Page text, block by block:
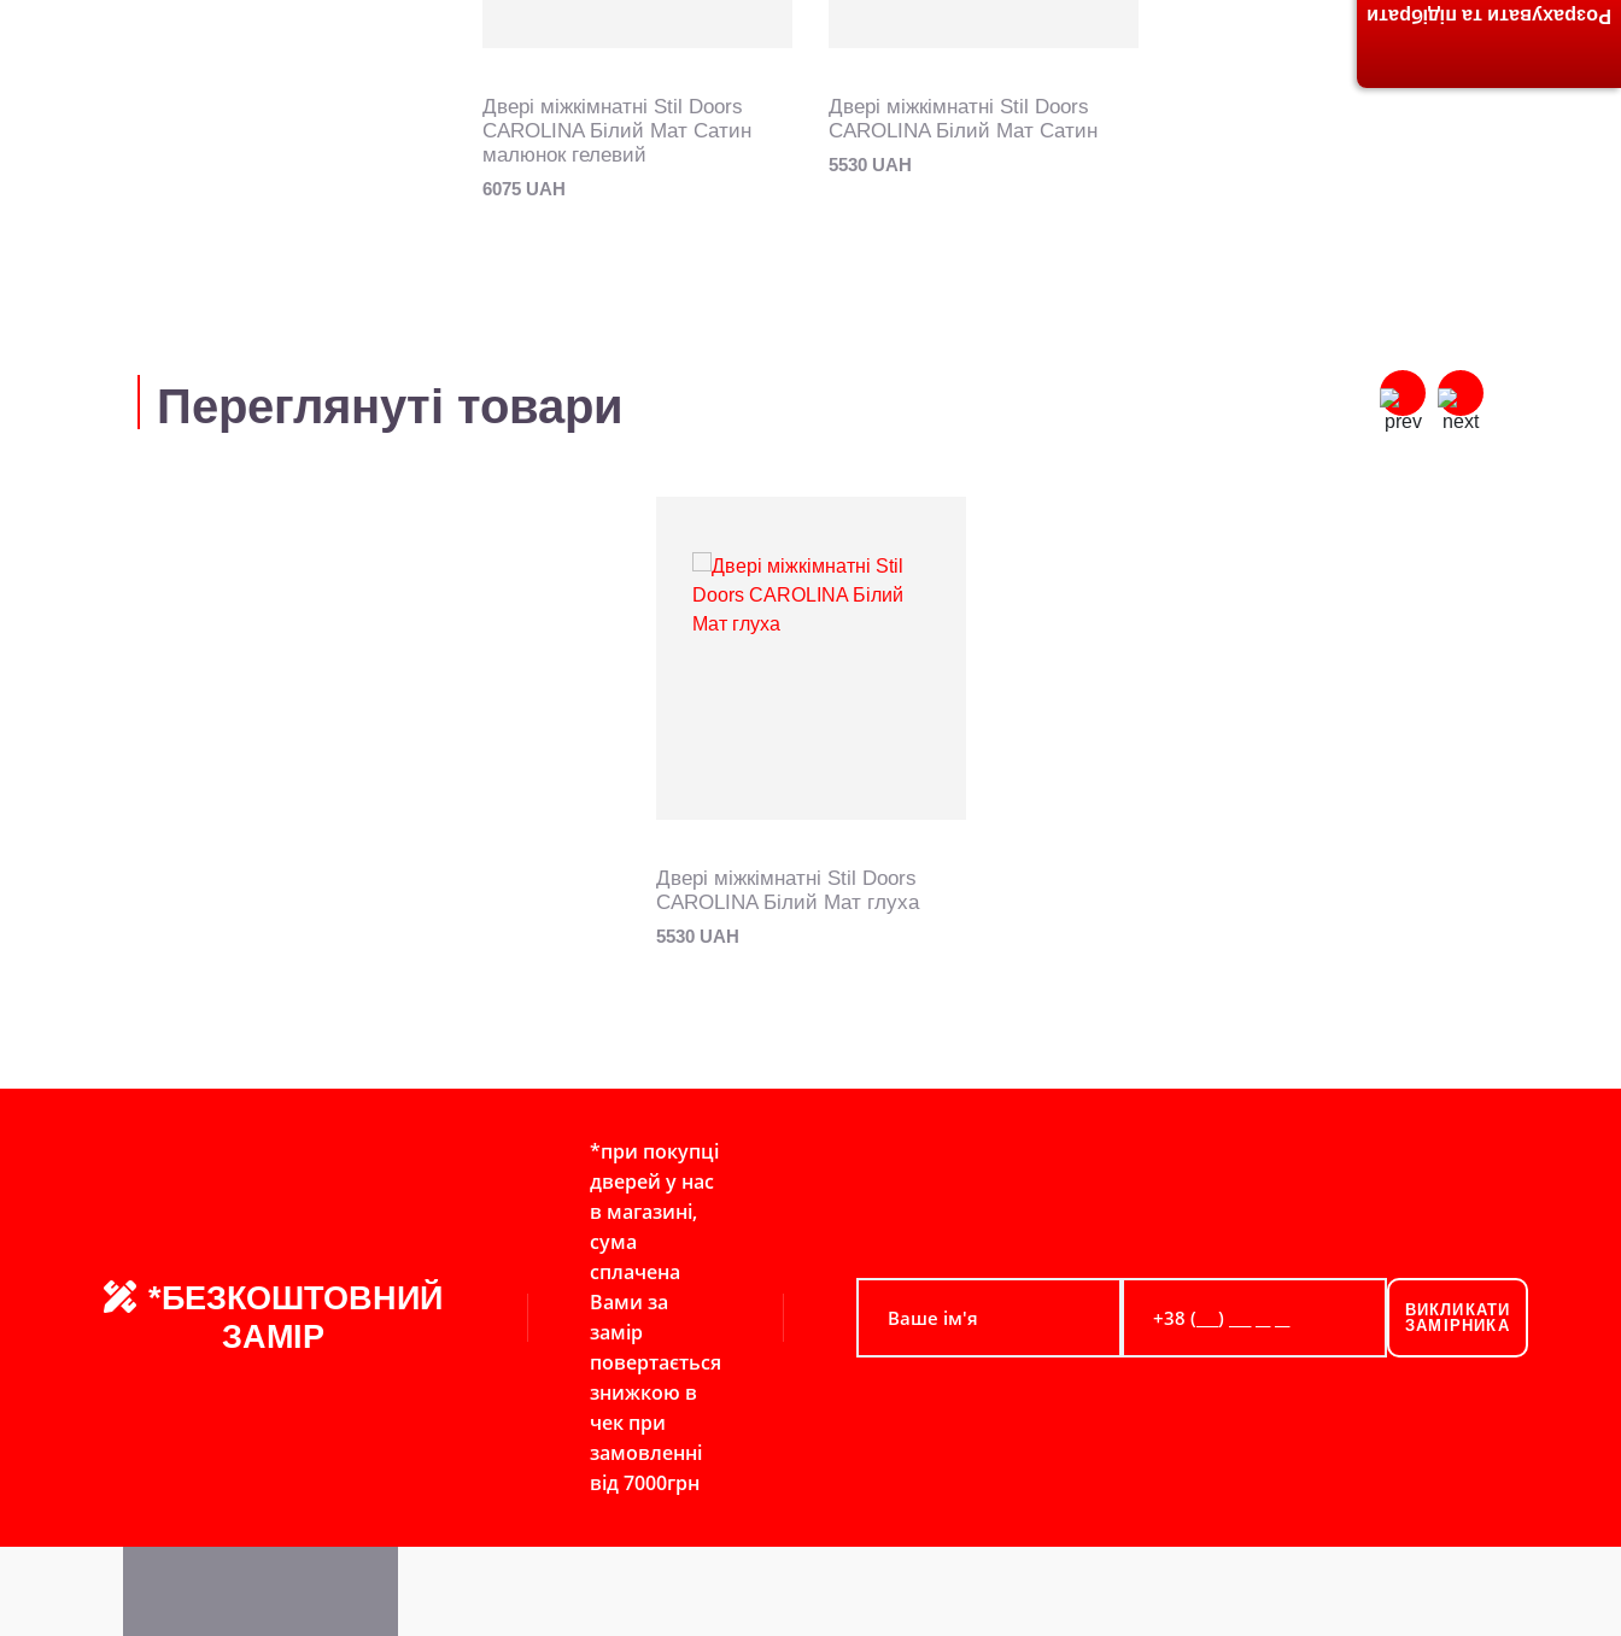
Двері міжкімнатні Stil Doors
CAROLINA Білий Мат Сатин
малюнок гелевий
6075 UAH
Двері міжкімнатні Stil Doors
CAROLINA Білий Мат Сатин
5530 UAH
Переглянуті товари
Двері міжкімнатні Stil Doors
CAROLINA Білий Мат глуха
5530 UAH
*БЕЗКОШТОВНИЙ
ЗАМІР
*при покупці
дверей у нас
в магазині,
сума
сплачена
Вами за
замір
повертається
знижкою в
чек при
замовленні
від 7000грн
ВИКЛИКАТИ
ЗАМІРНИКА
Розрахувати та підібрати